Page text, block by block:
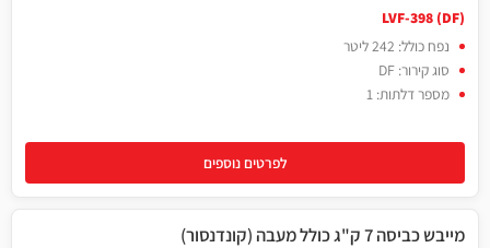
LVF-398 (DF)
נפח כולל: 242 ליטר
סוג קירור: DF
מספר דלתות: 1
לפרטים נוספים
מייבש כביסה 7 ק"ג כולל מעבה (קונדנסור)